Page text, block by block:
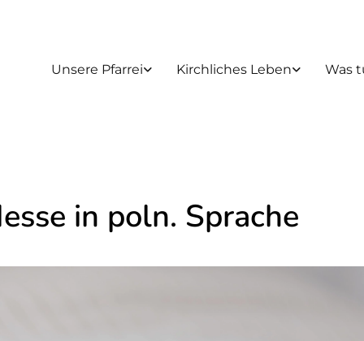
Unsere Pfarrei Kirchliches Leben Was
in poln. Sprache